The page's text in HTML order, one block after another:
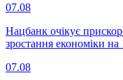
07.08
Нацбанк очікує
зростання економіки на
07.08